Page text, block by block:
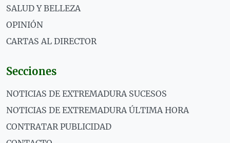
SALUD Y BELLEZA
OPINIÓN
CARTAS AL DIRECTOR
Secciones
NOTICIAS DE EXTREMADURA SUCESOS
NOTICIAS DE EXTREMADURA ÚLTIMA HORA
CONTRATAR PUBLICIDAD